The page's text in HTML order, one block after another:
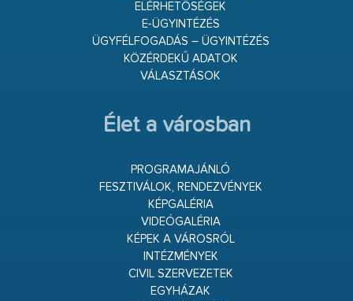
ELÉRHETŐSÉGEK
E-ÜGYINTÉZÉS
ÜGYFÉLFOGADÁS – ÜGYINTÉZÉS
KÖZÉRDEKŰ ADATOK
VÁLASZTÁSOK
Élet a városban
PROGRAMAJÁNLÓ
FESZTIVÁLOK, RENDEZVÉNYEK
KÉPGALÉRIA
VIDEÓGALÉRIA
KÉPEK A VÁROSRÓL
INTÉZMÉNYEK
CIVIL SZERVEZETEK
EGYHÁZAK